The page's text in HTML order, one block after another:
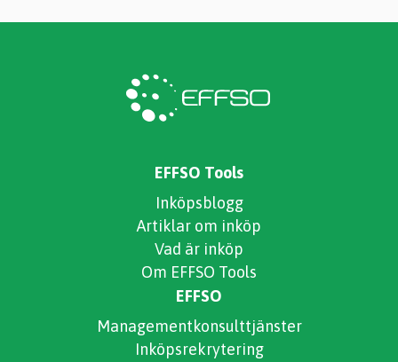
EFFSO Tools
Inköpsblogg
Artiklar om inköp
Vad är inköp
Om EFFSO Tools
EFFSO
Managementkonsulttjänster
Inköpsrekrytering